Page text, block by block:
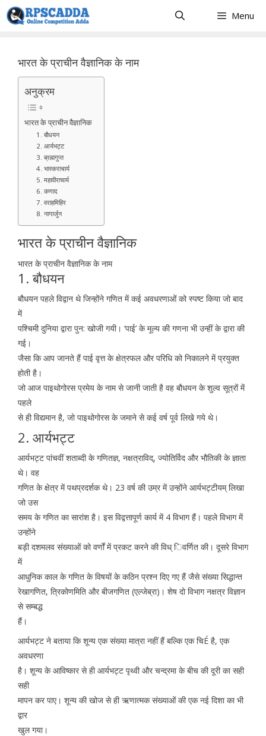
Skip
to
Menu
भारत के प्राचीन वैज्ञानिक के नाम
अनुक्रम
भारत के प्राचीन वैज्ञानिक
1. बौधयन
2. आर्यभट्ट
3. ब्रह्मगुप्त
4. भास्कराचार्य
5. महावीराचार्य
6. कणाद
7. वराहमिहिर
8. नागार्जुन
भारत के प्राचीन वैज्ञानिक
भारत के प्राचीन वैज्ञानिक के नाम
1. बौधयन
बौधयन पहले विद्वान थे जिन्होंने गणित में कई अवधरणाओं को स्पष्ट किया जो बाद
में
पश्चिमी दुनिया द्वारा पुन: खोजी गयी। ‘पाई’ के मूल्य की गणना भी उन्हीं के द्वारा की
गई।
जैसा कि आप जानते हैं पाई वृत्त के क्षेत्रफल और परिधि को निकालने में प्रयुक्त
होती है।
जो आज पाइथोगोरस प्रमेय के नाम से जानी जाती है वह बौधयन के शुल्व सूत्रों में
पहले
से ही विद्यमान है, जो पाइथोगोरस के जमाने से कई वर्ष पूर्व लिखे गये थे।
2. आर्यभट्ट
आर्यभट्ट पांचवीं शताब्दी के गणितज्ञ, नक्षत्राविद्, ज्योतिर्विद और भौतिकी के ज्ञाता
थे। वह
गणित के क्षेत्र में पथप्रदर्शक थे। 23 वर्ष की उम्र में उन्होंने आर्यभट्टीयम् लिखा
जो उस
समय के गणित का सारांश है। इस विद्वत्तापूर्ण कार्य में 4 विभाग हैं। पहले विभाग में
उन्होंने
बड़ी दशमलव संख्याओं को वर्णों में प्रकट करने की विध् िवर्णित की। दूसरे विभाग
में
आधुनिक काल के गणित के विषयों के कठिन प्रश्न दिए गए हैं जैसे संख्या सिद्धान्त
रेखागणित, त्रिकोणमिति और बीजगणित (एल्जेब्रा)। शेष दो विभाग नक्षत्र विज्ञान
से सम्बद्ध
हैं।
आर्यभट्ट ने बताया कि शून्य एक संख्या मात्रा नहीं हैं बल्कि एक चिÉ है, एक
अवधरणा
है। शून्य के आविष्कार से ही आर्यभट्ट पृथ्वी और चन्द्रमा के बीच की दूरी का सही
सही
मापन कर पाए। शून्य की खोज से ही ऋणात्मक संख्याओं की एक नई दिशा का भी
द्वार
खुल गया।